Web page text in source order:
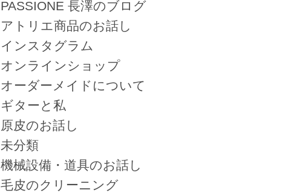
PASSIONE 長澤のブログ
アトリエ商品のお話し
インスタグラム
オンラインショップ
オーダーメイドについて
ギターと私
原皮のお話し
未分類
機械設備・道具のお話し
毛皮のクリーニング